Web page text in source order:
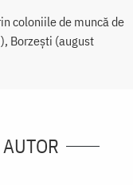
coloniile de muncă de
Borzești (august